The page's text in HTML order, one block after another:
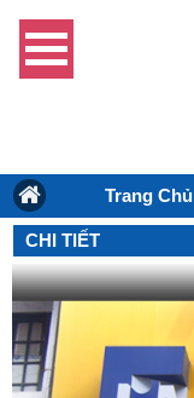
Trang Chủ
CHI TIẾT